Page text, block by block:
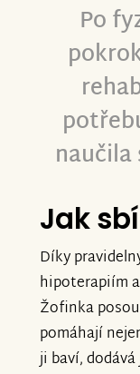
Po
Jak
Díky
hipoterapiím
Žofinka
pomáhají
ji baví,